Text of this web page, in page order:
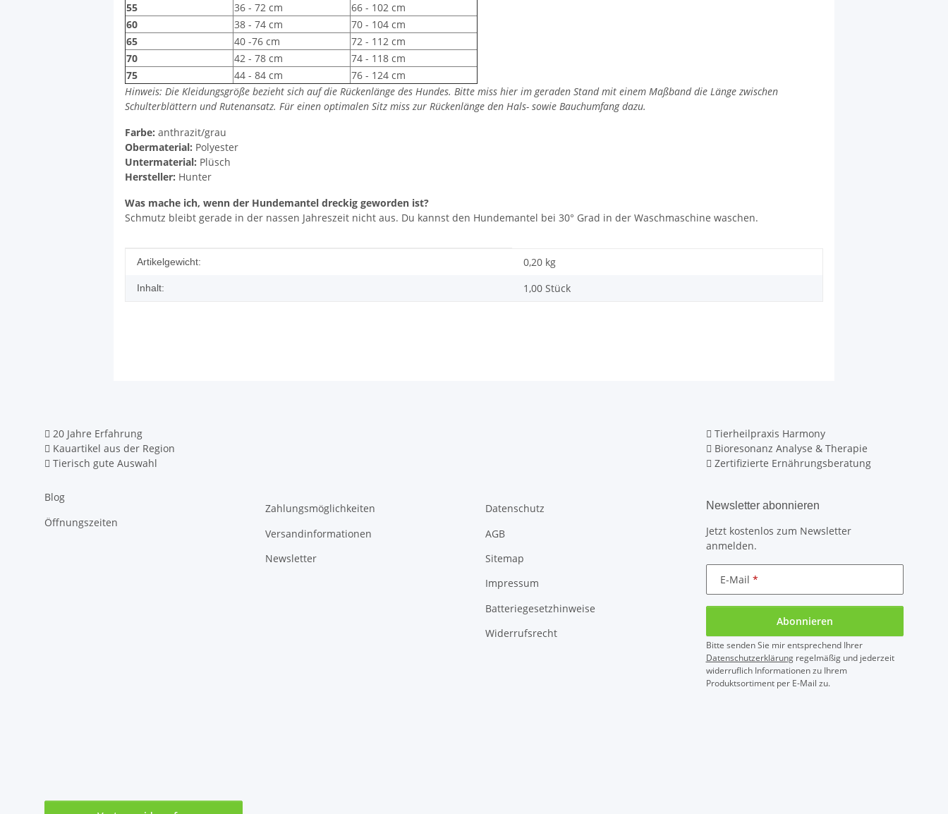
55
36 - 72 cm
66 - 102 cm
60
38 - 74 cm
70 - 104 cm
65
40 -76 cm
72 - 112 cm
70
42 - 78 cm
74 - 118 cm
75
44 - 84 cm
76 - 124 cm
Hinweis: Die Kleidungsgröße bezieht sich auf die Rückenlänge des Hundes. Bitte miss hier im geraden Stand mit einem Maßband die Länge zwischen
Schulterblättern und Rutenansatz. Für einen optimalen Sitz miss zur Rückenlänge den Hals- sowie Bauchumfang dazu.
Farbe: anthrazit/grau
Obermaterial: Polyester
Untermaterial: Plüsch
Hersteller: Hunter
Was mache ich, wenn der Hundemantel dreckig geworden ist?
Schmutz bleibt gerade in der nassen Jahreszeit nicht aus. Du kannst den Hundemantel bei 30° Grad in der Waschmaschine waschen.
Produkteigenschaft
Wert
Artikelgewicht: 0,20 kg
Inhalt: 1,00 Stück
20 Jahre Erfahrung
Kauartikel aus der Region
Tierisch gute Auswahl
Tierheilpraxis Harmony
Bioresonanz Analyse & Therapie
Zertifizierte Ernährungsberatung
Blog
Öffnungszeiten
Zahlungsmöglichkeiten
Versandinformationen
Newsletter
Datenschutz
AGB
Sitemap
Impressum
Batteriegesetzhinweise
Widerrufsrecht
Newsletter abonnieren
Jetzt kostenlos zum Newsletter
anmelden.
E-Mail
Abonnieren
Bitte senden Sie mir entsprechend Ihrer
Datenschutzerklärungregelmäßig und jederzeit
widerruflich Informationen zu Ihrem
Produktsortiment per E-Mail zu.